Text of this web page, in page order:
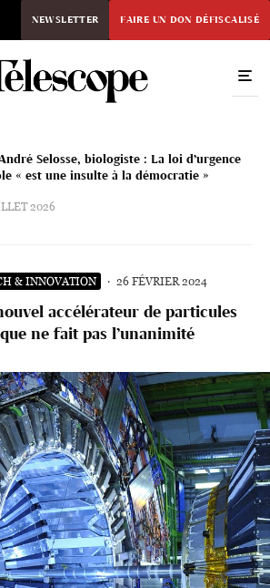
NEWSLETTER FAIRE UN DON DÉFISCALISÉ
Selosse, biologiste : La loi d’urgence
« est une insulte à la démocratie »
2026
& INNOVATION · 26 FÉVRIER 2024
accélérateur de particules
ne fait pas l’unanimité